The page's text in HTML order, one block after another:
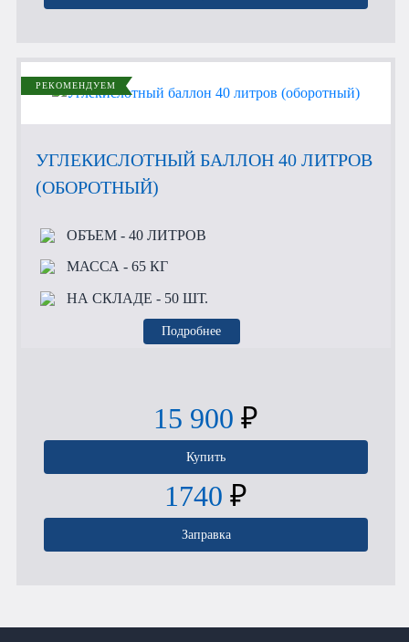
РЕКОМЕНДУЕМ
УГЛЕКИСЛОТНЫЙ БАЛЛОН 40 ЛИТРОВ
(ОБОРОТНЫЙ)
ОБЪЕМ- 40 ЛИТРОВ
МАССА- 65 КГ
НА СКЛАДЕ - 50 ШТ.
Подробнее
15 900 ₽
Купить
1740 ₽
Заправка